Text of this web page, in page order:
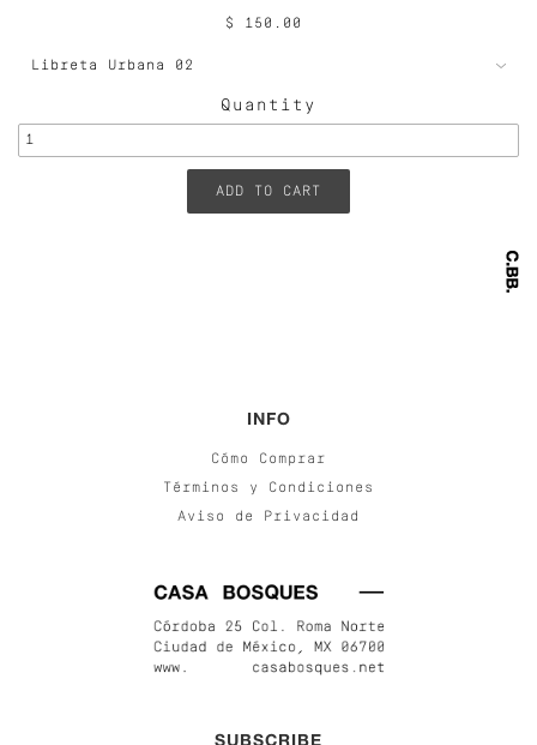
$ 150.00
Quantity
INFO
Cómo Comprar
Términos y Condiciones
Aviso de Privacidad
SUBSCRIBE